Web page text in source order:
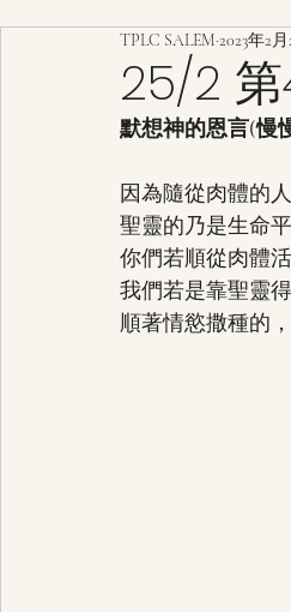
25/2
TPLC SALEM 2023年2月
默想神的恩言(慢
因為隨從肉體的
聖靈的乃是生命平
你們若順從肉體
我們若是靠聖靈
順著情慾撒種的